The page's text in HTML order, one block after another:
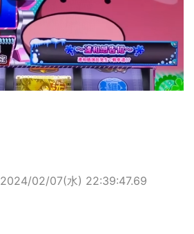
2024/02/07(水) 22:39:47.69